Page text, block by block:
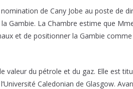
de Cany Jobe au poste de
Gambie. La Chambre estime que
et de positionner la Gambie
du pétrole et du gaz. Elle est
Caledonian de Glasgow.